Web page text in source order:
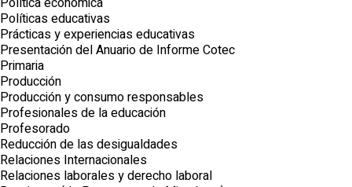
Políticas educativas
Prácticas y experiencias educativas
Presentación del Anuario de Informe Cotec
Primaria
Producción
Producción y consumo responsables
Profesionales de la educación
Profesorado
Reducción de las desigualdades
Relaciones Internacionales
Relaciones laborales y derecho laboral